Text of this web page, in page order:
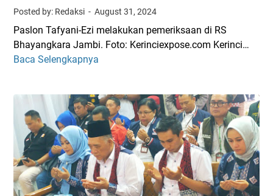
u
a
h
a
n
I
i
n
s
m
b
i
D
a
p
i
Posted by: Redaksi August 31, 2024
Paslon Tafyani-Ezi melakukan pemeriksaan di RS
Bhayangkara Jambi. Foto: Kerinciexpose.com Kerinci…
Baca Selengkapnya
e
r
i
k
s
a
a